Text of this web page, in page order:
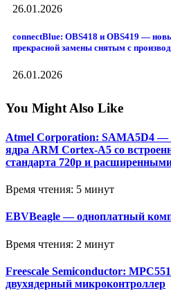
26.01.2026
connectBlue: OBS418 и OBS419 —
прекрасной замены снятым с
26.01.2026
You Might Also Like
Atmel Corporation: SAMA5D4 —
ядра ARM Cortex-A5 со
стандарта 720p и
Время чтения: 5 минут
EBVBeagle — одноплатный
Время чтения: 2 минут
Freescale Semiconductor:
двухядерный микроконтроллер